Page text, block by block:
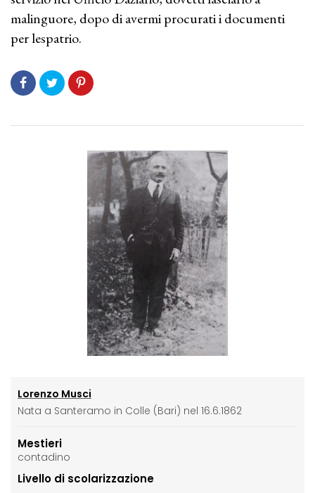
malinguore, dopo di avermi procurati i documenti
per lespatrio.
Lorenzo Musci
Nata a Santeramo in Colle (Bari) nel 16.6.1862
Mestieri
contadino
Livello di scolarizzazione